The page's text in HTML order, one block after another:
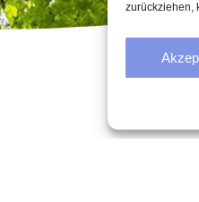
zurückziehen,